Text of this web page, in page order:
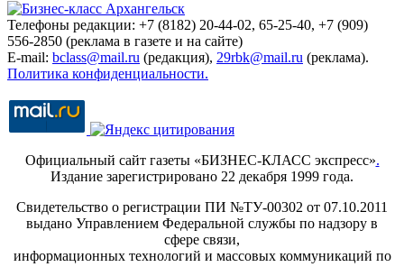
Телефоны редакции: +7 (8182) 20-44-02, 65-25-40, +7 (909)
556-2850 (реклама в газете и на сайте)
E-mail: bclass@mail.ru (редакция), 29rbk@mail.ru (реклама).
Политика конфиденциальности.
Официальный сайт газеты «БИЗНЕС-КЛАСС экспресс».
Издание зарегистрировано 22 декабря 1999 года.
Свидетельство о регистрации ПИ №ТУ-00302 от 07.10.2011
выдано Управлением Федеральной службы по надзору в
сфере связи,
информационных технологий и массовых коммуникаций по